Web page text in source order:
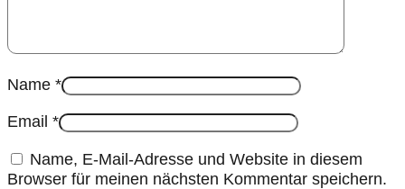
Name *
Email *
Name, E-Mail-Adresse und Website in diesem
Browser für meinen nächsten Kommentar speichern.